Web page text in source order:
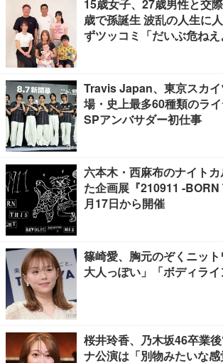
15歳女子、27歳男性と交
歳で孫誕生 波乱の人生に
ずツッコミ「だいぶ危ねえ
Travis Japan、東京スカ
場・史上最多60種類のラ
SPアンバサダー初仕事
六本木・西麻布のナイト
た企画展『210911 -
月17日から開催
篠崎愛、胸元のぞくニッ
大人っぽい」「ボディライ
桜井玲香、乃木坂46卒業
ナ公演は「別物みたいな